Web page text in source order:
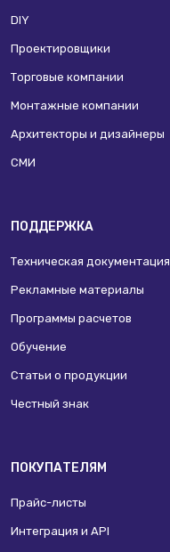
DIY
Проектировщики
Торговые компании
Монтажные компании
Архитекторы и дизайнеры
СМИ
ПОДДЕРЖКА
Техническая документация
Рекламные материалы
Программы расчетов
Обучение
Статьи о продукции
Честный знак
ПОКУПАТЕЛЯМ
Прайс-листы
Интеграция и API